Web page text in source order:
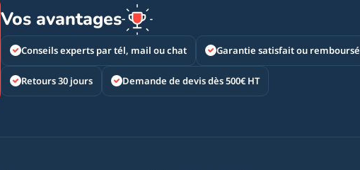
Vos avantages
Conseils experts par tél, mail ou chat Garantie satisfait ou remboursé
Retours 30 jours Demande de devis dès 500€ HT